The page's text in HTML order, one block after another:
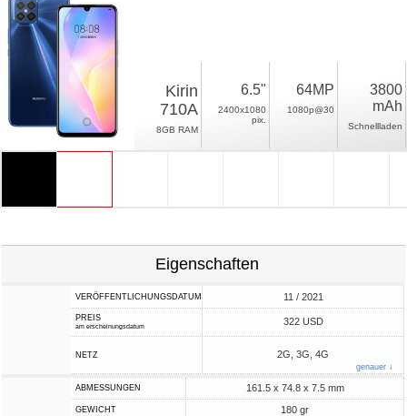
Kirin
710A
8GB RAM
6.5"
2400x1080
pix.
64MP
1080p@30
3800
mAh
Schnellladen
Eigenschaften
VERÖFFENTLICHUNGSDATUM 11 / 2021
PREIS
am erscheinungsdatum 322 USD
NETZ 2G, 3G, 4G
genauer ↓
ABMESSUNGEN 161.5 x 74.8 x 7.5 mm
GEWICHT 180 gr